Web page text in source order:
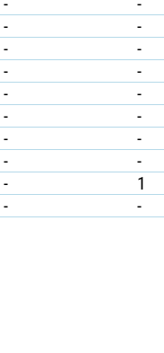
-
-
-
-
-
-
-
-
-
-
-
-
-
-
-
1
-
-